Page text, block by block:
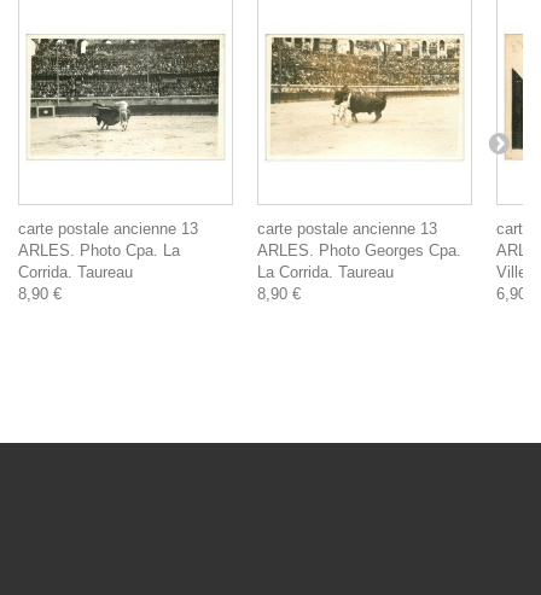
carte postale ancienne 13
ARLES. Photo Cpa. La
Corrida. Taureau
8,90 €
carte postale ancienne 13
ARLES. Photo Georges Cpa.
La Corrida. Taureau
8,90 €
carte
Ville
6,90 €